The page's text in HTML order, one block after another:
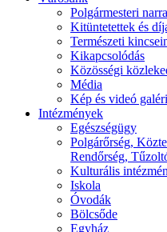
Polgármesteri
Kitüntetettek és
Természeti
Kikapcsolódás
Közösségi
Média
Kép és videó
Intézmények
Egészségügy
Polgárőrség,
Rendőrség,
Kulturális
Iskola
Óvodák
Bölcsőde
Egyház